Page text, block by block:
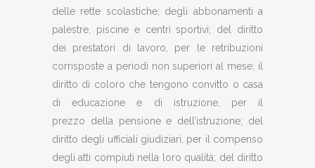
delle rette scolastiche; degli abbonamenti a
palestre, piscine e centri sportivi; del diritto
dei prestatori di lavoro, per le retribuzioni
corrisposte a periodi non superiori al mese; il
diritto di coloro che tengono convitto o casa
di educazione e di istruzione, per il
prezzo della pensione e dell’istruzione; del
diritto degli ufficiali giudiziari, per il compenso
degli atti compiuti nella loro qualità; del diritto